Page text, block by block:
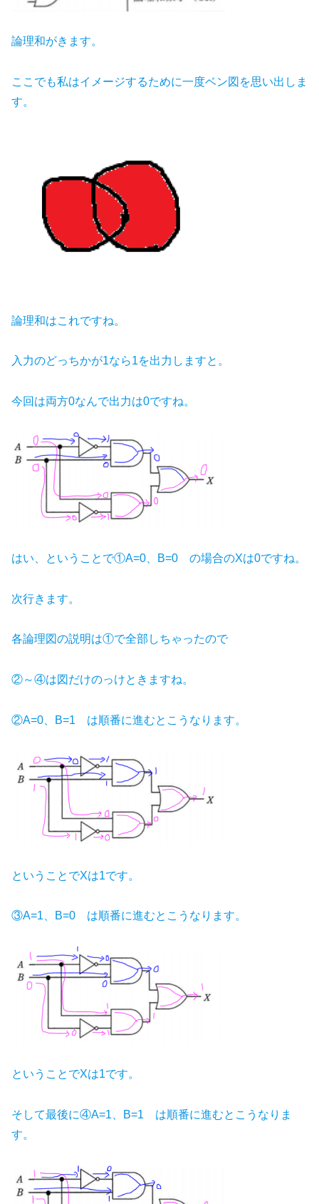
論理和がきます。
ここでも私はイメージするために一度ベン図を思い出しま
す。
論理和はこれですね。
入力のどっちかが1なら1を出力しますと。
今回は両方0なんで出力は0ですね。
はい、ということで①A=0、B=0 の場合のXは0ですね。
次行きます。
各論理図の説明は①で全部しちゃったので
②～④は図だけのっけときますね。
②A=0、B=1 は順番に進むとこうなります。
ということでXは1です。
③A=1、B=0 は順番に進むとこうなります。
ということでXは1です。
そして最後に④A=1、B=1 は順番に進むとこうなりま
す。